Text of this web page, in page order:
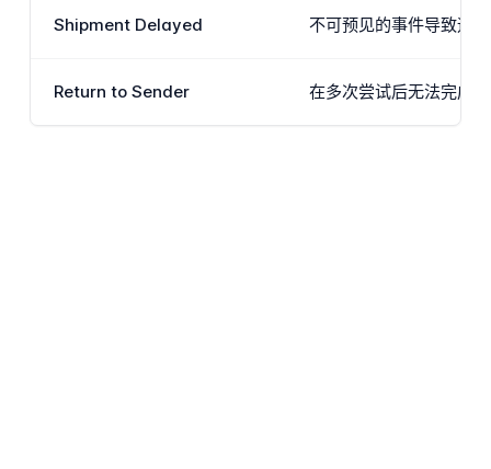
Shipment Delayed 不可预见的事件导致运
Return to Sender 在多次尝试后无法完成